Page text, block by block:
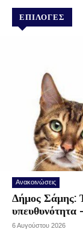
ΕΠΙΛΟΓΕΣ
Ανακοινώσεις
Δήμος Σάμης:
υπευθυνότητα
6 Αυγούστου 2026